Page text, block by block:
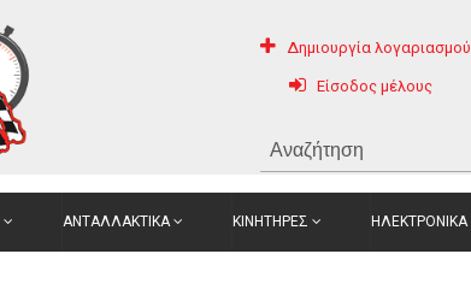
Δημιουργία λογαριασμού
Είσοδος μέλους
ΑΝΤΑΛΛΑΚΤΙΚΑ ΚΙΝΗΤΗΡΕΣ ΗΛΕΚΤΡΟΝΙΚΑ